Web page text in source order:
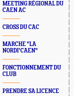
MEETING RÉGIONAL DU
CAEN AC
CROSS DU CAC
MARCHE "LA
NORDI'CAEN"
FONCTIONNEMENT DU
CLUB
PRENDRE SA LICENCE